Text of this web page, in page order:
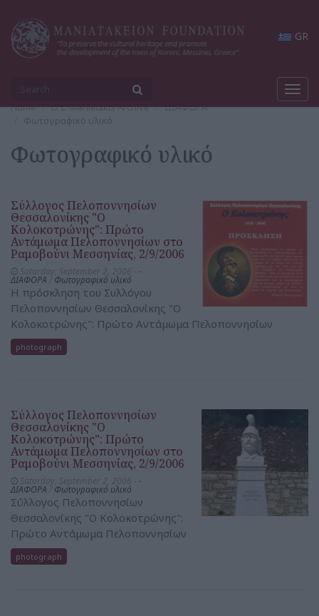
GR
Home D. L. Maniatakis Archive
ΔΙΑΦΟΡΑ
Φωτογραφικό υλικό
Φωτογραφικό υλικό
Σύλλογος Πελοποννησίων
Θεσσαλονίκης "Ο
Κολοκοτρώνης": Πρώτο
Αντάμωμα Πελοποννησίων στο
Ραμοβούνι Μεσσηνίας, 2/9/2006
ΔΙΑΦΟΡΑ Φωτογραφικό υλικό
Η πρόσκληση του Συλλόγου
Πελοποννησίων Θεσσαλονίκης "Ο
Κολοκοτρώνης": Πρώτο Αντάμωμα Πελοποννησίων
photograph
Σύλλογος Πελοποννησίων
Θεσσαλονίκης "Ο
Κολοκοτρώνης": Πρώτο
Αντάμωμα Πελοποννησίων στο
Ραμοβούνι Μεσσηνίας, 2/9/2006
ΔΙΑΦΟΡΑ Φωτογραφικό υλικό
Σύλλογος Πελοποννησίων
Θεσσαλονίκης "Ο Κολοκοτρώνης":
Πρώτο Αντάμωμα Πελοποννησίων
photograph